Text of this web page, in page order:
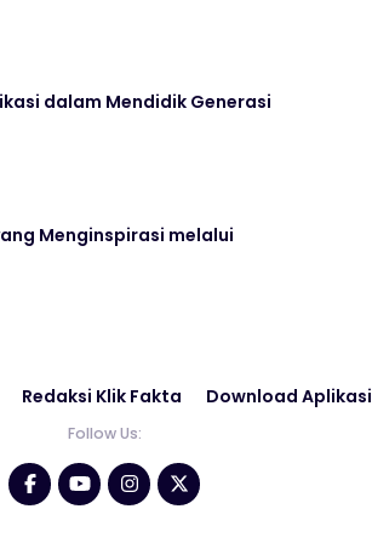
dalam Mendidik Generasi
Menginspirasi melalui
Redaksi Klik Fakta Download Aplikasi
Follow Us: